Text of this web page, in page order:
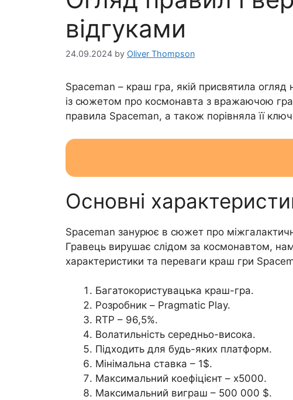
відгуками
24.09.2024 by Oliver Thompson
Spaceman – краш гра, якій присвятила
із сюжетом про космонавта з вражаючою
правила Spaceman, а також порівняла її
Основні
Spaceman занурює в сюжет про
Гравець вирушає слідом за космонавтом,
характеристики та переваги краш гри
Багатокористувацька краш-гра.
Розробник – Pragmatic Play.
RTP – 96,5%.
Волатильність середньо-висока.
Підходить для будь-яких платформ.
Мінімальна ставка – 1$.
Максимальний коефіцієнт – х5000.
Максимальний виграш – 500 000 $.